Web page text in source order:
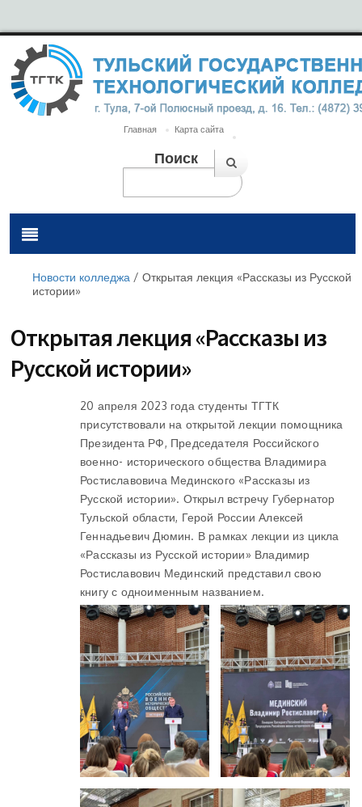
Главная Карта сайта
Поиск
Новости колледжа / Открытая лекция «Рассказы из Русской
истории»
Открытая лекция «Рассказы из
Русской истории»
20 апреля 2023 года студенты ТГТК
присутствовали на открытой лекции помощника
Президента РФ, Председателя Российского
военно- исторического общества Владимира
Ростиславовича Мединского «Рассказы из
Русской истории». Открыл встречу Губернатор
Тульской области, Герой России Алексей
Геннадьевич Дюмин. В рамках лекции из цикла
«Рассказы из Русской истории» Владимир
Ростиславович Мединский представил свою
книгу с одноименным названием.